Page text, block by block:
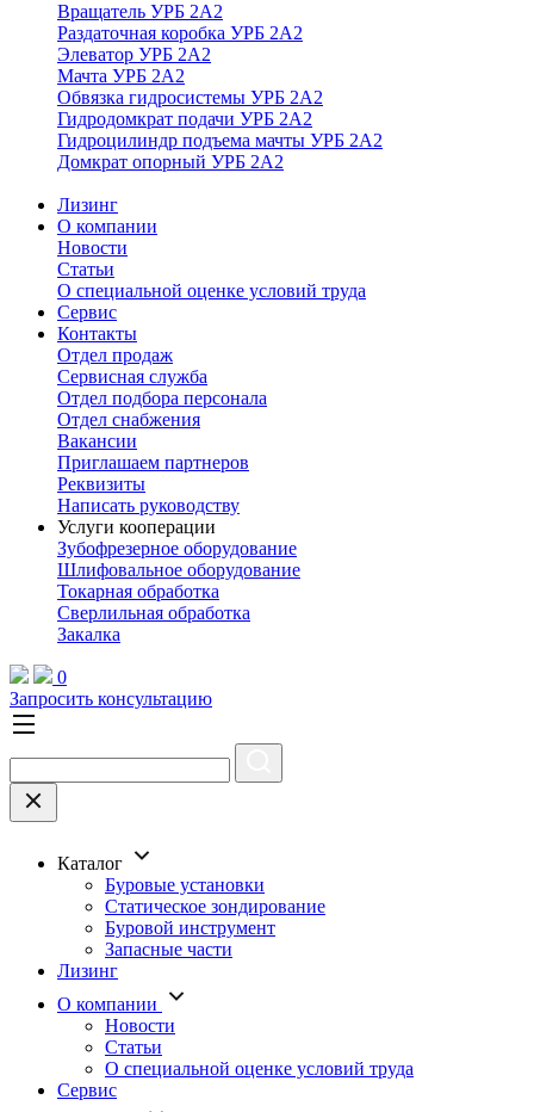
Вращатель УРБ 2А2
Раздаточная коробка УРБ 2А2
Элеватор УРБ 2А2
Мачта УРБ 2А2
Обвязка гидросистемы УРБ 2А2
Гидродомкрат подачи УРБ 2А2
Гидроцилиндр подъема мачты УРБ 2А2
Домкрат опорный УРБ 2А2
Лизинг
О компании
Новости
Статьи
О специальной оценке условий труда
Сервис
Контакты
Отдел продаж
Сервисная служба
Отдел подбора персонала
Отдел снабжения
Вакансии
Приглашаем партнеров
Реквизиты
Написать руководству
Услуги кооперации
Зубофрезерное оборудование
Шлифовальное оборудование
Токарная обработка
Cверлильная обработка
Закалка
0
Запросить консультацию
Каталог
Буровые установки
Статическое зондирование
Буровой инструмент
Запасные части
Лизинг
О компании
Новости
Статьи
О специальной оценке условий труда
Сервис